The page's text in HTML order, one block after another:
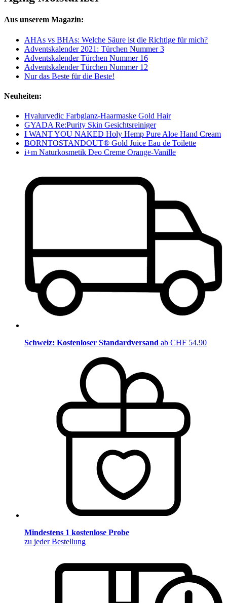
Aus unserem Magazin:
AHAs vs BHAs: Welche Säure ist die Richtige für mich?
Adventskalender 2021: Türchen Nummer 3
Adventskalender Türchen Nummer 16
Adventskalender Türchen Nummer 12
Nur das Beste für die Beste!
Neuheiten:
Hyalurvedic Farbglanz-Haarmaske Gold Hair
GYADA Re:Purity Skin Gesichtsreiniger
I WANT YOU NAKED Holy Hemp Pure Aloe Hand Cream
BORNTOSTANDOUT® Gold Juice Eau de Toilette
i+m Naturkosmetik Deo Creme Orange-Vanille
Schweiz: Kostenloser Standardversand ab CHF 54.90
Mindestens 1 kostenlose Probe
zu jeder Bestellung